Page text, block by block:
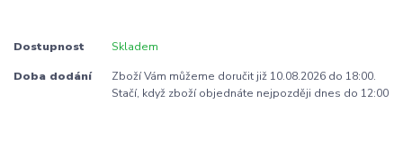
Dostupnost Skladem
Doba dodání
Zboží Vám můžeme doručit již 10.08.2026 do 18:00.
Stačí, když zboží objednáte nejpozději dnes do 12:00